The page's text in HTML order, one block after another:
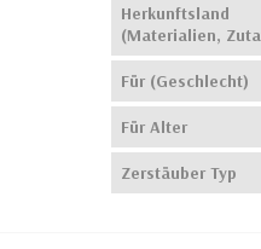
Herkunftsland
(Materialien,
Für (Geschlecht)
Für Alter
Zerstäuber Typ